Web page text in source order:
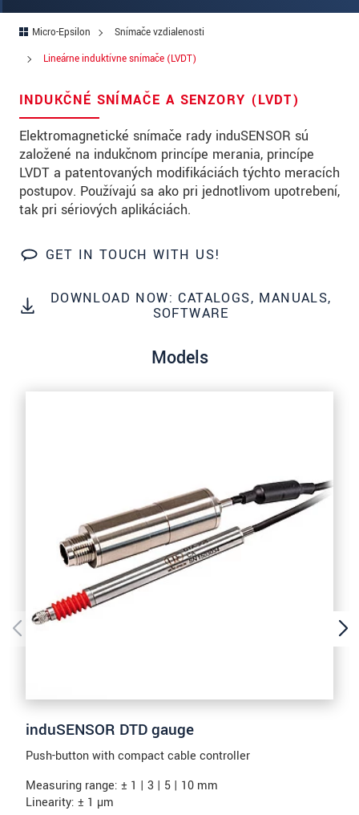
Micro-Epsilon
Snímače vzdialenosti
Lineárne induktívne snímače (LVDT)
INDUKČNÉ SNÍMAČE A SENZORY (LVDT)
Elektromagnetické snímače rady induSENSOR sú
založené na indukčnom princípe merania, princípe
LVDT a patentovaných modifikáciách týchto meracích
postupov. Používajú sa ako pri jednotlivom upotrebení,
tak pri sériových aplikáciách.
GET IN TOUCH WITH US!
DOWNLOAD NOW: CATALOGS, MANUALS,
SOFTWARE
Models
induSENSOR DTD gauge
Push-button with compact cable controller
Measuring range: ± 1 | 3 | 5 | 10 mm
Linearity: ± 1 µm
PSČ
Krajina *
Telefon
E-Mail*
Vaša správa*
innovations by e-mail.